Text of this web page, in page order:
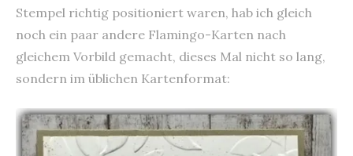
Stempel richtig positioniert waren, hab ich gleich
noch ein paar andere Flamingo-Karten nach
gleichem Vorbild gemacht, dieses Mal nicht so lang,
sondern im üblichen Kartenformat: